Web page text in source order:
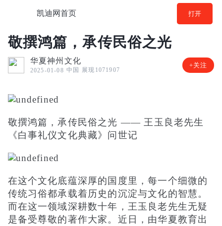
凯迪网首页 打开
敬撰鸿篇，承传民俗之光
华夏神州文化
2025-01-08 中国 展现1071907
+关注
敬撰鸿篇，承传民俗之光 —— 王玉良老先生
《白事礼仪文化典藏》问世记
在这个文化底蕴深厚的国度里，每一个细微的
传统习俗都承载着历史的沉淀与文化的智慧。
而在这一领域深耕数十年，王玉良老先生无疑
是备受尊敬的著作大家。近日，由华夏教育出